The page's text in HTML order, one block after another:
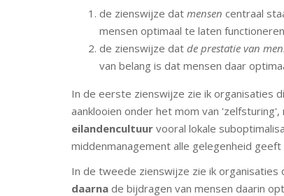
de zienswijze dat mensen centraal
mensen optimaal te laten functioneren
de zienswijze dat de prestatie van
van belang is dat mensen daar
In de eerste zienswijze zie ik organisaties
aanklooien onder het mom van
eilandencultuur vooral lokale
middenmanagement alle gelegenheid
In de tweede zienswijze zie ik
daarna de bijdragen van mensen daarin